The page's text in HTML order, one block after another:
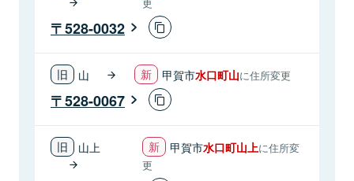
528-0032
山 甲賀市水口町山に住所変更
528-0067
山上 甲賀市水口町山上に住所変
更